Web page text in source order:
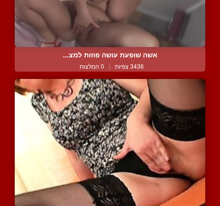
אשה שופעת עושה פוזות למצ...
3436 צפיות | 0 המלצות